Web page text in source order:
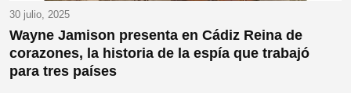
30 julio, 2025
Wayne Jamison presenta en Cádiz Reina de
corazones, la historia de la espía que trabajó
para tres países